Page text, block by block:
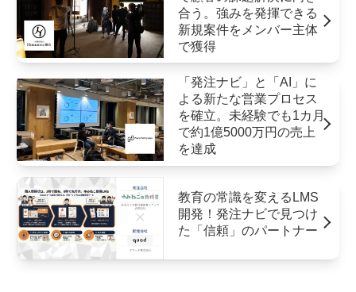
合う。強みを発揮できる
新規案件をメンバー主体
で獲得
「発注ナビ」と「AI」に
よる新たな営業プロセス
を確立。未経験でも1カ月
で約1億5000万円の売上
を達成
教育の常識を変えるLMS
開発！発注ナビで見つけ
た「信頼」のパートナー